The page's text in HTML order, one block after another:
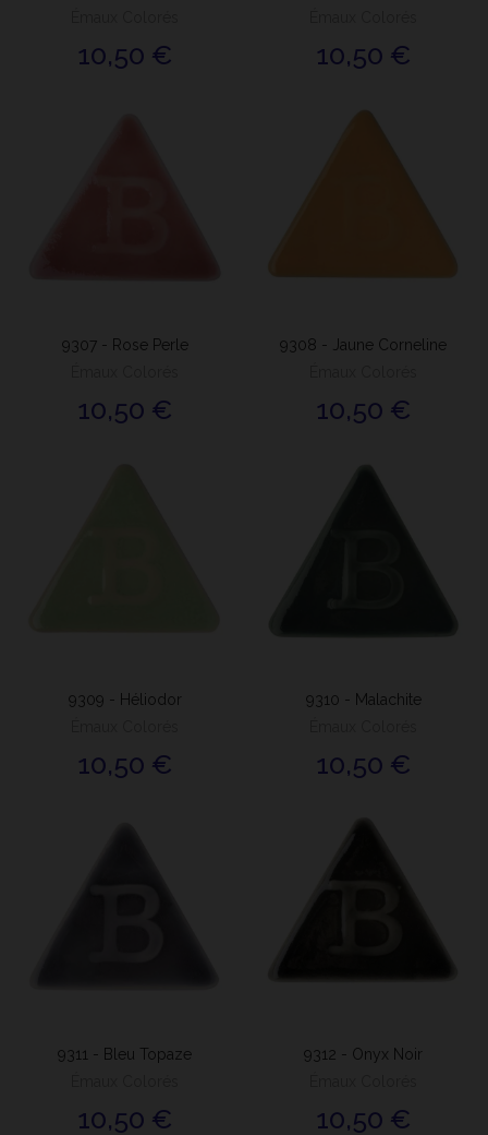
10,50 € 10,50 €
9307 - Rose Perle
10,50 €
9308 - Jaune Corneline
10,50 €
9309 - Héliodor
10,50 €
9310 - Malachite
10,50 €
9311 - Bleu Topaze
10,50 €
9312 - Onyx Noir
10,50 €